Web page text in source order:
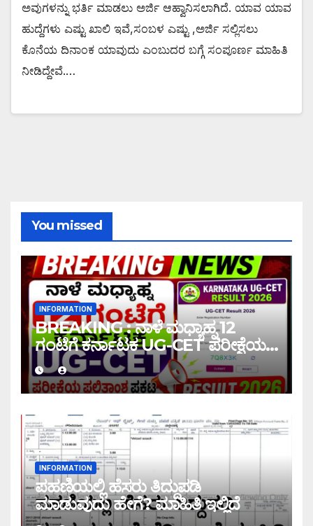
ಅವುಗಳನ್ನು ಭರ್ತಿ ಮಾಡಲು ಅರ್ಜಿ ಆಹ್ವಾನಿಸಲಾಗಿದೆ. ಯಾವ ಯಾವ
ಹುದ್ದೆಗಳು ಎಷ್ಟು ಖಾಲಿ ಇವೆ,ಸಂಬಳ ಎಷ್ಟು ,ಅರ್ಜಿ ಸಲ್ಲಿಸಲು
ಕೊನೆಯ ದಿನಾಂಕ ಯಾವುದು ಎಂಬುದರ ಬಗ್ಗೆ ಸಂಪೂರ್ಣ ಮಾಹಿತಿ
ನೀಡಿದ್ದೇವೆ.…
You missed
INFORMATION
BREAKING : ನಾಳೆ ಮಧ್ಯಾಹ್ನ 12
ಗಂಟೆಗೆ ಕರ್ನಾಟಕ UG-CET ಪರೀಕ್ಷೆಯ
ಫಲಿತಾಂಶ ಪ್ರಕಟ |UG-CET Result
2026
INFORMATION
ಪಹಣಿಯಲ್ಲಿ ಹೆಸರು ತಿದ್ದುಪಡಿ
ಮಾಡುವುದು ಹೇಗೆ? ಮಾಹಿತಿ ಇಲ್ಲಿದೆ